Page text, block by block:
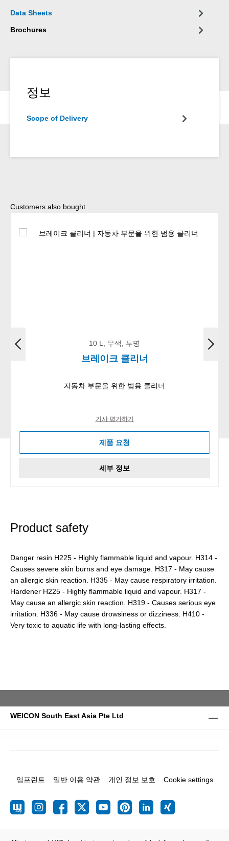
Data Sheets
Brochures
정보
Scope of Delivery
Skip product gallery
Customers also bought
10 L, 무색, 투명
브레이크 클리너
자동차 부문을 위한 범용 클리너
기사 평가하기
제품 요청
세부 정보
Product safety
Danger resin H225 - Highly flammable liquid and vapour. H314 -
Causes severe skin burns and eye damage. H317 - May cause
an allergic skin reaction. H335 - May cause respiratory irritation.
Hardener H225 - Highly flammable liquid and vapour. H317 -
May cause an allergic skin reaction. H319 - Causes serious eye
irritation. H336 - May cause drowsiness or dizziness. H410 -
Very toxic to aquatic life with long-lasting effects.
WEICON South East Asia Pte Ltd
임프린트 일반 이용 약관 개인 정보 보호 Cookie settings